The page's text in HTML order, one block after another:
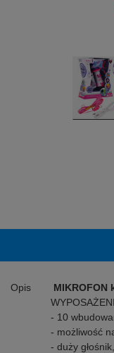
Opis
MIKROFON
- 10
- możliwość
- duży głośnik,